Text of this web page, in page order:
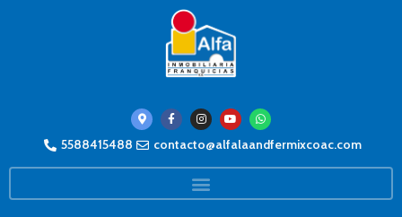
5588415488 contacto@alfalaandfermixcoac.com